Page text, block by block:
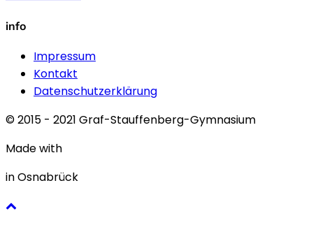
info
Impressum
Kontakt
Datenschutzerklärung
© 2015 - 2021 Graf-Stauffenberg-Gymnasium
Made with
in Osnabrück